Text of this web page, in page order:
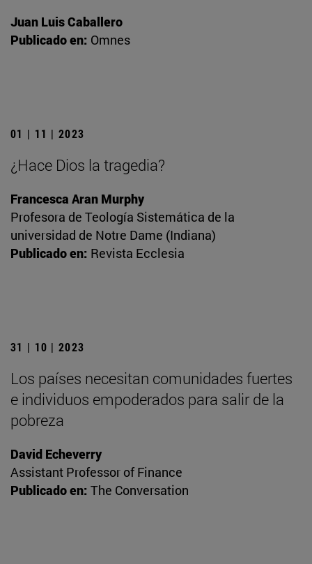
Juan Luis Caballero
Publicado en: Omnes
01 | 11 | 2023
¿Hace Dios la tragedia?
Francesca Aran Murphy
Profesora de Teología Sistemática de la
universidad de Notre Dame (Indiana)
Publicado en: Revista Ecclesia
31 | 10 | 2023
Los países necesitan comunidades fuertes
e individuos empoderados para salir de la
pobreza
David Echeverry
Assistant Professor of Finance
Publicado en: The Conversation